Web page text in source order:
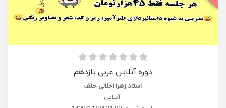
دوره آنلاین عربی یازدهم
استاد زهرا اجلالی خلف
آنلاین